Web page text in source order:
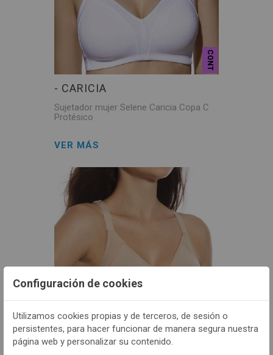
CONT
- CARICIA
Sujetador mujer Selene Caricia Copa C
Protésico
VER MÁS
CONT
- NORA_C
Configuración de cookies
Utilizamos cookies propias y de terceros, de sesión o
persistentes, para hacer funcionar de manera segura nuestra
página web y personalizar su contenido.